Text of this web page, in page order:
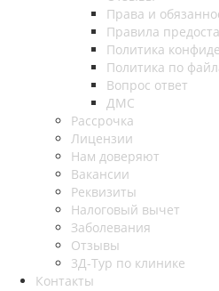
Права и
Правила
Политика
Политика по
Вопрос ответ
ДМС
Рассрочка
Лицензии
Нам доверяют
Вакансии
Реквизиты
Налоговый вычет
Заболевания
Отзывы
3Д-Тур по клинике
Контакты